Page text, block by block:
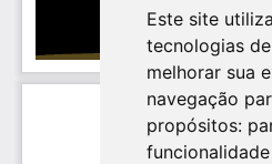
Este site
tecnologias
melhorar sua
navegação
propósitos: